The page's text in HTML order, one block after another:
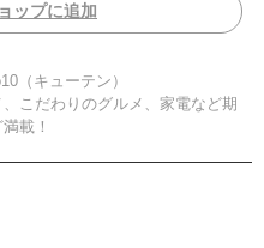
ップに追加
（キューテン）
こだわりのグルメ、家電など期
載！